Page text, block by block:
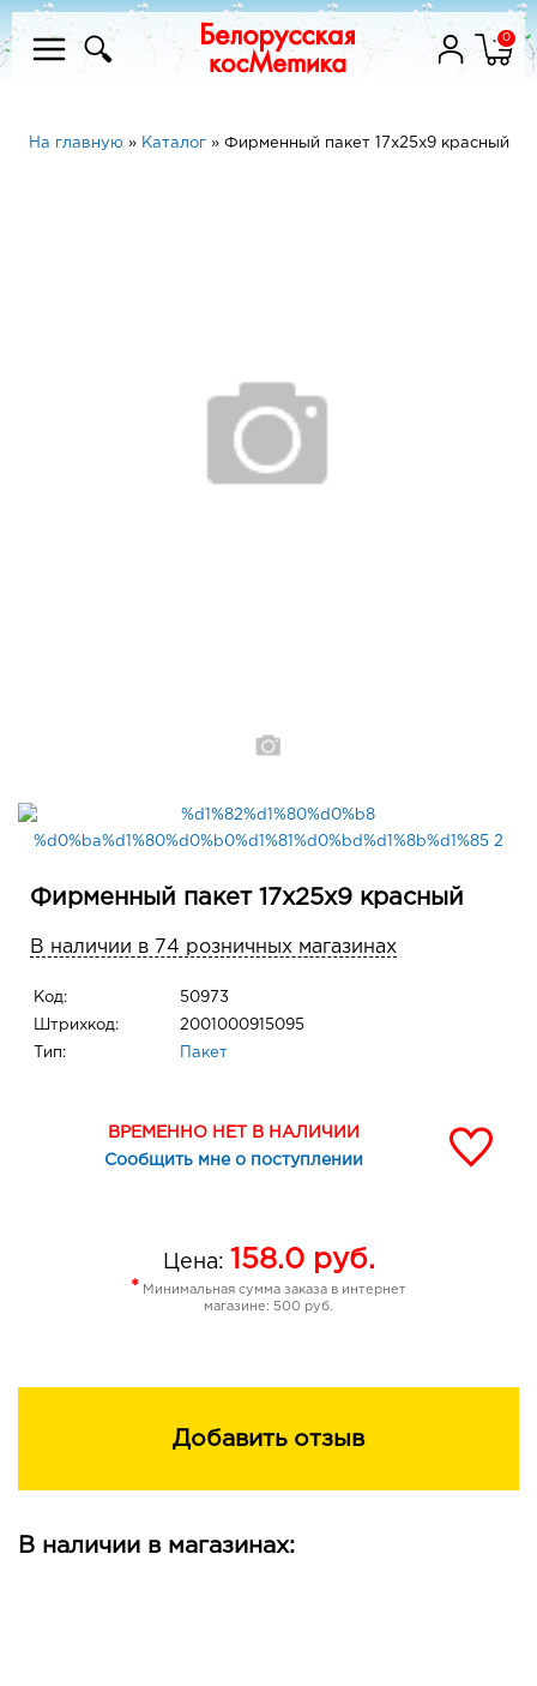
0
На главную» Каталог» Фирменный пакет 17x25x9 красный
Фирменный пакет 17x25x9 красный
В наличии в 74 розничных магазинах
Код: 50973
Штрихкод: 2001000915095
Тип: Пакет
ВРЕМЕННО НЕТ В НАЛИЧИИ
Сообщить мне о поступлении
Цена: 158.0руб.
* Минимальная сумма заказа в интернет
магазине: 500 руб.
Добавить отзыв
В наличии в магазинах: